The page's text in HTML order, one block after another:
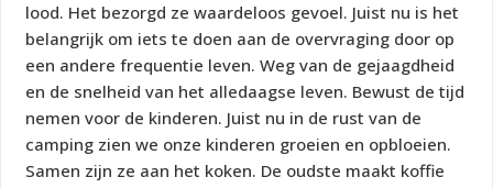
lood. Het bezorgd ze waardeloos gevoel. Juist nu is het
belangrijk om iets te doen aan de overvraging door op
een andere frequentie leven. Weg van de gejaagdheid
en de snelheid van het alledaagse leven. Bewust de tijd
nemen voor de kinderen. Juist nu in de rust van de
camping zien we onze kinderen groeien en opbloeien.
Samen zijn ze aan het koken. De oudste maakt koffie